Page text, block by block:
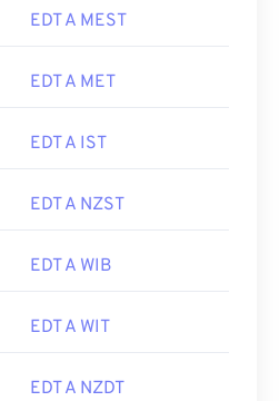
EDT A MEST
EDT A MET
EDT A IST
EDT A NZST
EDT A WIB
EDT A WIT
EDT A NZDT